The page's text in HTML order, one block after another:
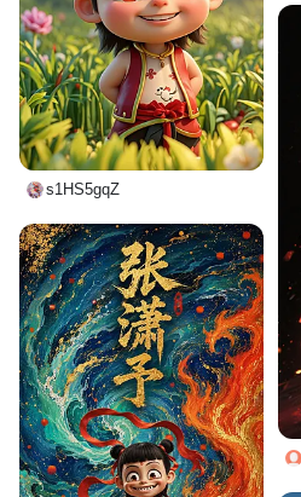
s1HS5gqZ